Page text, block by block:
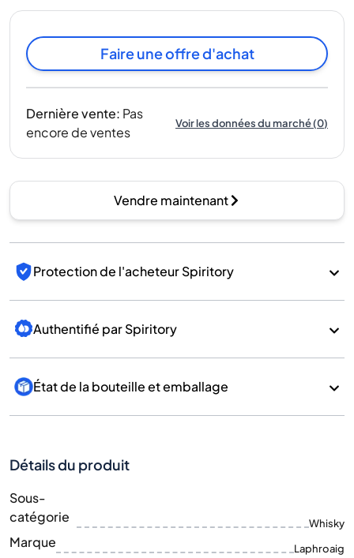
Faire une offre d'achat
Dernière vente: Pas
encore de ventes
Voir les données du marché(0)
Vendre maintenant
Protection de l'acheteur Spiritory
Authentifié par Spiritory
État de la bouteille et emballage
Détails du produit
Sous-
catégorie
Whisky
Marque Laphroaig